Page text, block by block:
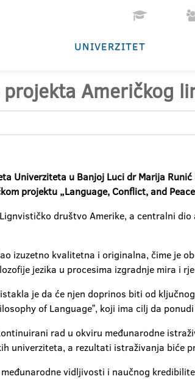
UNIVERZITET
Američkog
Univerziteta u Banjoj Luci dr Marija
projektu „Language, Conflict, and
društvo Amerike, a centralni
izuzetno kvalitetna i originalna, čime je
jezika u procesima izgradnje mira i
je da će njen doprinos biti od
of Languageˮ, koji ima cilj da
rad u okviru međunarodne
univerziteta, a rezultati istraživanja biće
vidljivosti i naučnog